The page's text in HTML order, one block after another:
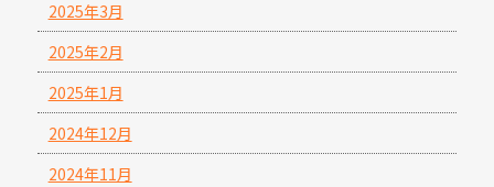
2025年3月
2025年2月
2025年1月
2024年12月
2024年11月